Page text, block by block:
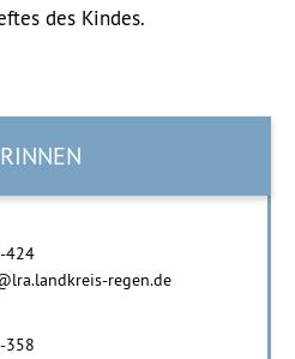
des Kindes.
424
regen.de
358